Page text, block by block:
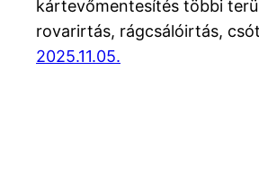
kártevőmentesítés többi
rovarirtás, rágcsálóirtás,
2025.11.05.